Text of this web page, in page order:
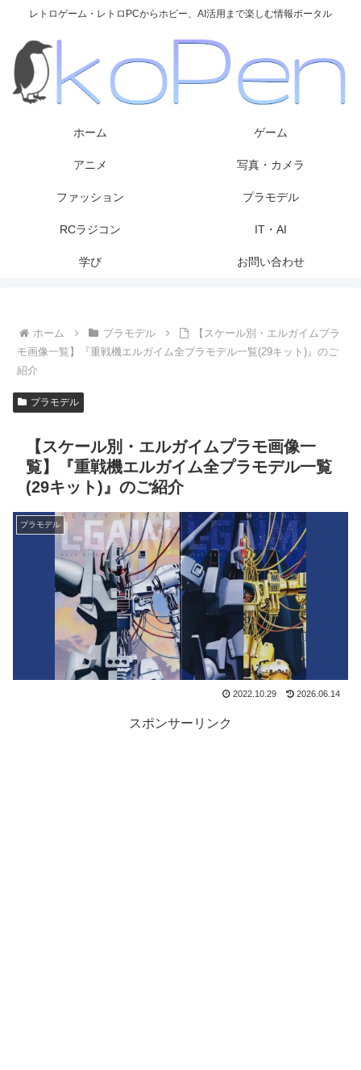
レトロゲーム・レトロPCからホビー、AI活用まで楽しむ情報ポータル
ホーム ゲーム
アニメ 写真・カメラ
ファッション プラモデル
RCラジコン IT・AI
学び お問い合わせ
ホーム プラモデル
【スケール別・エルガイムプラ
モ画像一覧】『重戦機エルガイム全プラモデル一覧(29キット)』のご
紹介
プラモデル
【スケール別・エルガイムプラモ画像一
覧】『重戦機エルガイム全プラモデル一覧
(29キット)』のご紹介
プラモデル
2022.10.29 2026.06.14
スポンサーリンク